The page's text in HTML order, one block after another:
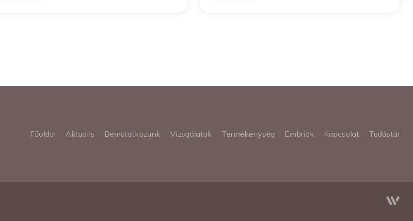
Főoldal Aktuális Bemutatkozunk Vizsgálatok Termékenység Embriók Kapcsolat Tudástár